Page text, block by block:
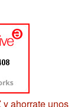
y ahorrate unos